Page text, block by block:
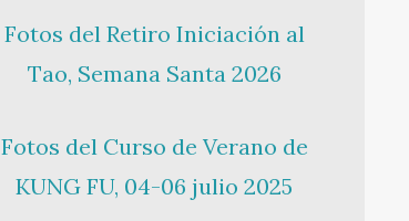
Fotos del Retiro Iniciación al
Tao, Semana Santa 2026
Fotos del Curso de Verano de
KUNG FU, 04-06 julio 2025